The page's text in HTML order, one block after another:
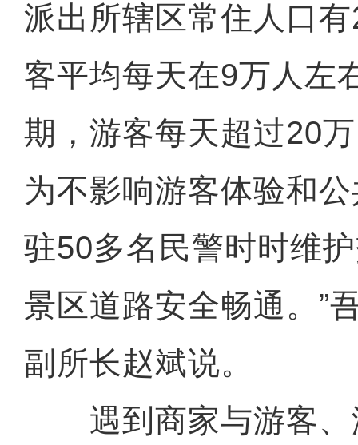
派出所辖区常住人口
客平均每天在9万人左
期，游客每天超过20
为不影响游客体验和
驻50多名民警时时维
景区道路安全畅通。”
副所长赵斌说。
遇到商家与游客、